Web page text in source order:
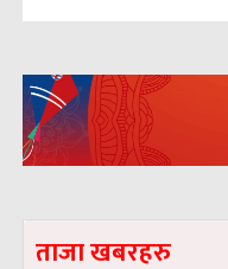
ताजा खबरहरु